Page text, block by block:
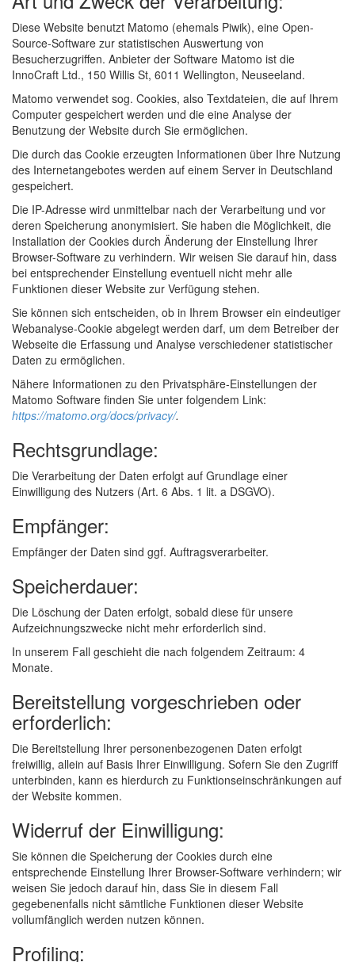
Diese Website benutzt Matomo (ehemals Piwik), eine Open-
Source-Software zur statistischen Auswertung von
Besucherzugriffen. Anbieter der Software Matomo ist die
InnoCraft Ltd., 150 Willis St, 6011 Wellington, Neuseeland.
Matomo verwendet sog. Cookies, also Textdateien, die auf Ihrem
Computer gespeichert werden und die eine Analyse der
Benutzung der Website durch Sie ermöglichen.
Die durch das Cookie erzeugten Informationen über Ihre Nutzung
des Internetangebotes werden auf einem Server in Deutschland
gespeichert.
Die IP-Adresse wird unmittelbar nach der Verarbeitung und vor
deren Speicherung anonymisiert. Sie haben die Möglichkeit, die
Installation der Cookies durch Änderung der Einstellung Ihrer
Browser-Software zu verhindern. Wir weisen Sie darauf hin, dass
bei entsprechender Einstellung eventuell nicht mehr alle
Funktionen dieser Website zur Verfügung stehen.
Sie können sich entscheiden, ob in Ihrem Browser ein eindeutiger
Webanalyse-Cookie abgelegt werden darf, um dem Betreiber der
Webseite die Erfassung und Analyse verschiedener statistischer
Daten zu ermöglichen.
Nähere Informationen zu den Privatsphäre-Einstellungen der
Matomo Software finden Sie unter folgendem Link:
https://matomo.org/docs/privacy/.
Rechtsgrundlage:
Die Verarbeitung der Daten erfolgt auf Grundlage einer
Einwilligung des Nutzers (Art. 6 Abs. 1 lit. a DSGVO).
Empfänger:
Empfänger der Daten sind ggf. Auftragsverarbeiter.
Speicherdauer:
Die Löschung der Daten erfolgt, sobald diese für unsere
Aufzeichnungszwecke nicht mehr erforderlich sind.
In unserem Fall geschieht die nach folgendem Zeitraum: 4
Monate.
Bereitstellung vorgeschrieben oder
erforderlich:
Die Bereitstellung Ihrer personenbezogenen Daten erfolgt
freiwillig, allein auf Basis Ihrer Einwilligung. Sofern Sie den Zugriff
unterbinden, kann es hierdurch zu Funktionseinschränkungen auf
der Website kommen.
Widerruf der Einwilligung:
Sie können die Speicherung der Cookies durch eine
entsprechende Einstellung Ihrer Browser-Software verhindern; wir
weisen Sie jedoch darauf hin, dass Sie in diesem Fall
gegebenenfalls nicht sämtliche Funktionen dieser Website
vollumfänglich werden nutzen können.
Profiling: